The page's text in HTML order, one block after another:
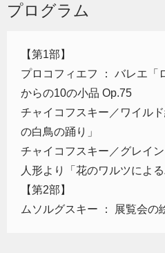
プログラム
【第1部】
プロコフィエフ ： バレエ「
からの10の小品 Op.75
チャイコフスキー／ワイル
の白鳥の踊り」
チャイコフスキー／グレイ
人形より「花のワルツによる
【第2部】
ムソルグスキー ： 展覧会の